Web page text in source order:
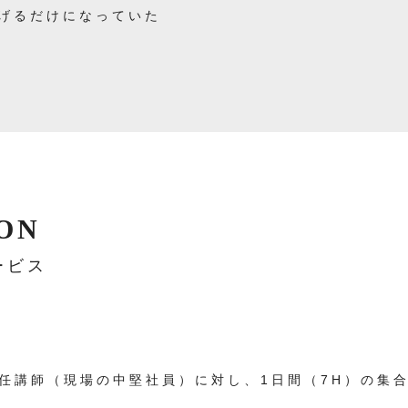
るだけになっていた
ス
講師（現場の中堅社員）に対し、1日間（7H）の集